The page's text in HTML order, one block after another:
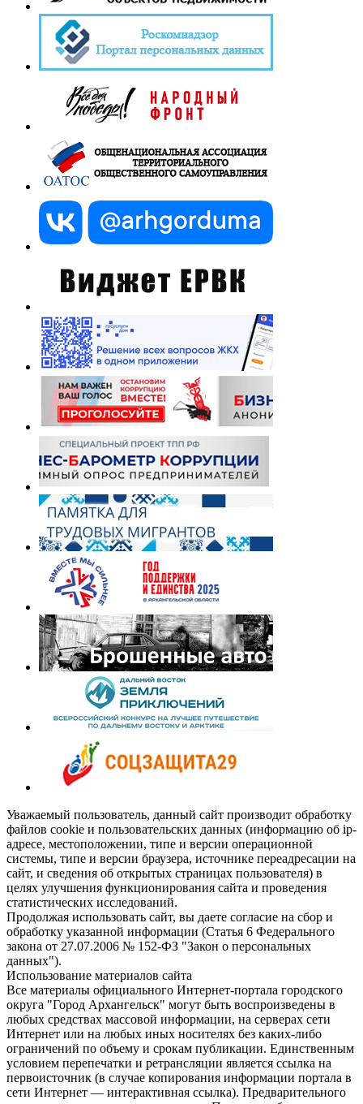
Уважаемый пользователь, данный сайт производит обработку
файлов cookie и пользовательских данных (информацию об ip-
адресе, местоположении, типе и версии операционной
системы, типе и версии браузера, источнике переадресации на
сайт, и сведения об открытых страницах пользователя) в
целях улучшения функционирования сайта и проведения
статистических исследований.
Продолжая использовать сайт, вы даете согласие на сбор и
обработку указанной информации (Статья 6 Федерального
закона от 27.07.2006 № 152-ФЗ "Закон о персональных
данных").
Использование материалов сайта
Все материалы официального Интернет-портала городского
округа "Город Архангельск" могут быть воспроизведены в
любых средствах массовой информации, на серверах сети
Интернет или на любых иных носителях без каких-либо
ограничений по объему и срокам публикации. Единственным
условием перепечатки и ретрансляции является ссылка на
первоисточник (в случае копирования информации портала в
сети Интернет — интерактивная ссылка). Предварительного